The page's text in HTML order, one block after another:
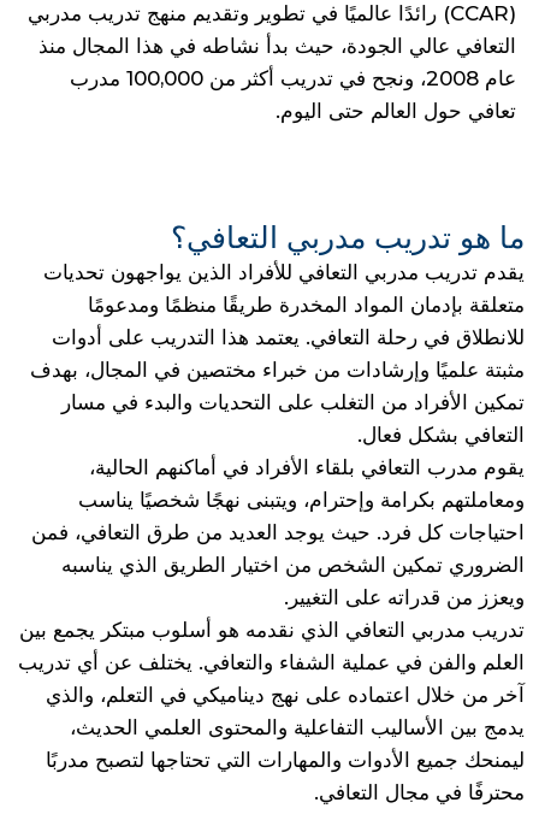
(CCAR) رائدًا عالميًا في تطوير وتقديم منهج تدريب مدربي
التعافي عالي الجودة، حيث بدأ نشاطه في هذا المجال منذ
عام 2008، ونجح في تدريب أكثر من 100,000 مدرب
تعافي حول العالم حتى اليوم.
ما هو تدريب مدربي التعافي؟
يقدم تدريب مدربي التعافي للأفراد الذين يواجهون تحديات
متعلقة بإدمان المواد المخدرة طريقًا منظمًا ومدعومًا
للانطلاق في رحلة التعافي. يعتمد هذا التدريب على أدوات
مثبتة علميًا وإرشادات من خبراء مختصين في المجال، بهدف
تمكين الأفراد من التغلب على التحديات والبدء في مسار
التعافي بشكل فعال.
يقوم مدرب التعافي بلقاء الأفراد في أماكنهم الحالية،
ومعاملتهم بكرامة وإحترام، ويتبنى نهجًا شخصيًا يناسب
احتياجات كل فرد. حيث يوجد العديد من طرق التعافي، فمن
الضروري تمكين الشخص من اختيار الطريق الذي يناسبه
ويعزز من قدراته على التغيير.
تدريب مدربي التعافي الذي نقدمه هو أسلوب مبتكر يجمع بين
العلم والفن في عملية الشفاء والتعافي. يختلف عن أي تدريب
آخر من خلال اعتماده على نهج ديناميكي في التعلم، والذي
يدمج بين الأساليب التفاعلية والمحتوى العلمي الحديث،
ليمنحك جميع الأدوات والمهارات التي تحتاجها لتصبح مدربًا
محترفًا في مجال التعافي.